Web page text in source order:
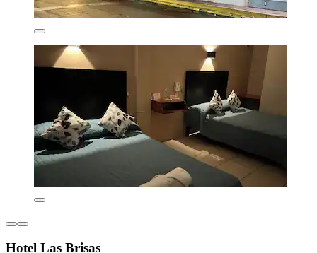
Hotel Las Brisas